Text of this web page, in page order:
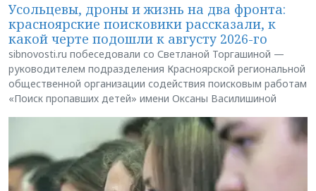
Усольцевы, дроны и жизнь на два фронта:
красноярские поисковики рассказали, к
какой черте подошли к августу 2026-го
sibnovosti.ru побеседовали со Светланой Торгашиной —
руководителем подразделения Красноярской региональной
общественной организации содействия поисковым работам
«Поиск пропавших детей» имени Оксаны Василишиной